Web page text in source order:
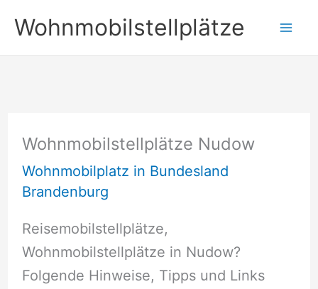
Inhalt
springen
Wohnmobilstellplätze
Wohnmobilstellplätze Nudow
Wohnmobilplatz in Bundesland
Brandenburg
Reisemobilstellplätze,
Wohnmobilstellplätze in Nudow?
Folgende Hinweise, Tipps und Links